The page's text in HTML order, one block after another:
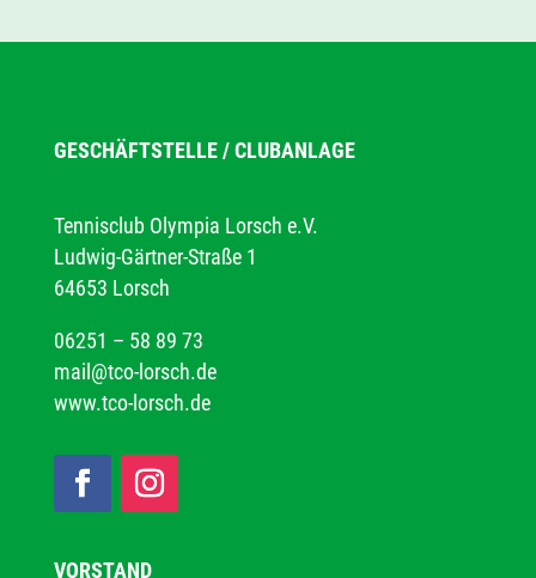
GESCHÄFTSTELLE / CLUBANLAGE
Tennisclub Olympia Lorsch e.V.
Ludwig-Gärtner-Straße 1
64653 Lorsch
06251 – 58 89 73
mail@tco-lorsch.de
www.tco-lorsch.de
VORSTAND